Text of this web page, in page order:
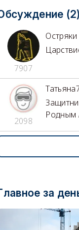
(2)
7907
Остряки
2098
Родным
за